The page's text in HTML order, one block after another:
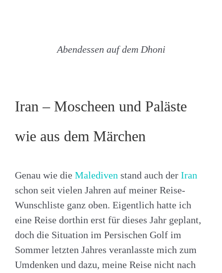
Abendessen auf dem Dhoni
Iran – Moscheen und Paläste
wie aus dem Märchen
Genau wie die Malediven stand auch der Iran
schon seit vielen Jahren auf meiner Reise-
Wunschliste ganz oben. Eigentlich hatte ich
eine Reise dorthin erst für dieses Jahr geplant,
doch die Situation im Persischen Golf im
Sommer letzten Jahres veranlasste mich zum
Umdenken und dazu, meine Reise nicht nach